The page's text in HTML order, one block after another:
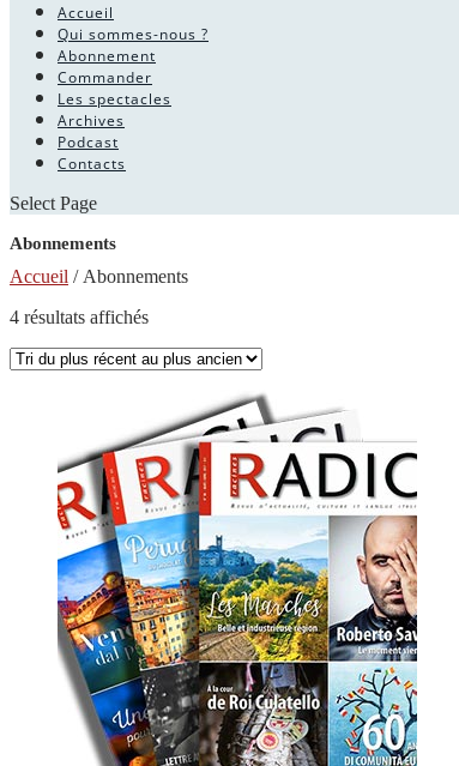
Accueil
Qui sommes-nous ?
Abonnement
Commander
Les spectacles
Archives
Podcast
Contacts
Select Page
Abonnements
Accueil / Abonnements
4 résultats affichésTrié
plus
plus
ancien